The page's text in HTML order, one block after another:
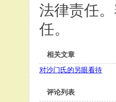
法律责任
任。
相关文章
对沙门氏的另眼看待
评论列表